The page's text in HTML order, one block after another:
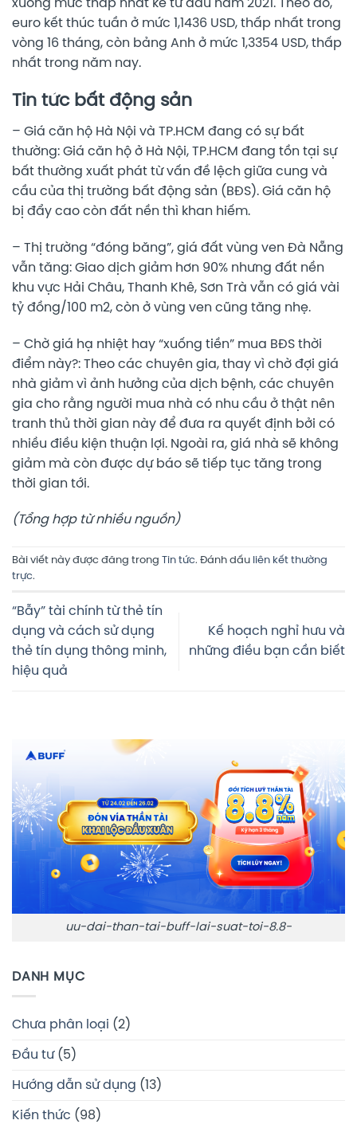
xuống mức thấp nhất kể từ đầu năm 2021. Theo đó,
euro kết thúc tuần ở mức 1,1436 USD, thấp nhất trong
vòng 16 tháng, còn bảng Anh ở mức 1,3354 USD, thấp
nhất trong năm nay.
Tin tức bất động sản
– Giá căn hộ Hà Nội và TP.HCM đang có sự bất
thường: Giá căn hộ ở Hà Nội, TP.HCM đang tồn tại sự
bất thường xuất phát từ vấn đề lệch giữa cung và
cầu của thị trường bất động sản (BĐS). Giá căn hộ
bị đẩy cao còn đất nền thì khan hiếm.
– Thị trường “đóng băng”, giá đất vùng ven Đà Nẵng
vẫn tăng: Giao dịch giảm hơn 90% nhưng đất nền
khu vực Hải Châu, Thanh Khê, Sơn Trà vẫn có giá vài
tỷ đồng/100 m2, còn ở vùng ven cũng tăng nhẹ.
– Chờ giá hạ nhiệt hay “xuống tiền” mua BĐS thời
điểm này?: Theo các chuyên gia, thay vì chờ đợi giá
nhà giảm vì ảnh hưởng của dịch bệnh, các chuyên
gia cho rằng người mua nhà có nhu cầu ở thật nên
tranh thủ thời gian này để đưa ra quyết định bởi có
nhiều điều kiện thuận lợi. Ngoài ra, giá nhà sẽ không
giảm mà còn được dự báo sẽ tiếp tục tăng trong
thời gian tới.
(Tổng hợp từ nhiều nguồn)
Bài viết này được đăng trong Tin tức. Đánh dấu liên kết thường
trực.
“Bẫy” tài chính từ thẻ tín
dụng và cách sử dụng
thẻ tín dụng thông minh,
hiệu quả
Kế hoạch nghỉ hưu và
những điều bạn cần biết
uu-dai-than-tai-buff-lai-suat-toi-8.8-
DANH MỤC
Chưa phân loại (2)
Đầu tư(5)
Hướng dẫn sử dụng (13)
Kiến thức (98)